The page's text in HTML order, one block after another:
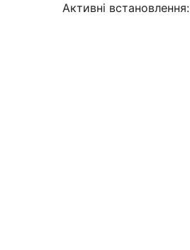
Активні встановлення: